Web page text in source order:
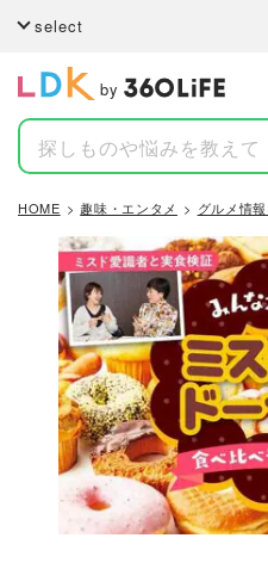
select
by
HOME 趣味・エンタメ グルメ情